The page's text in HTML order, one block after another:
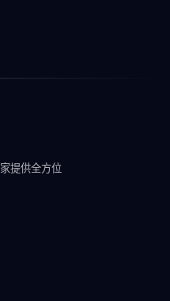
提供全方位